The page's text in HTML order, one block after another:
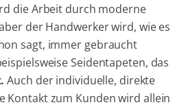
die Arbeit durch moderne
der Handwerker wird, wie es
sagt, immer gebraucht
Seidentapeten, das
Auch der individuelle, direkte
Kontakt zum Kunden wird allein